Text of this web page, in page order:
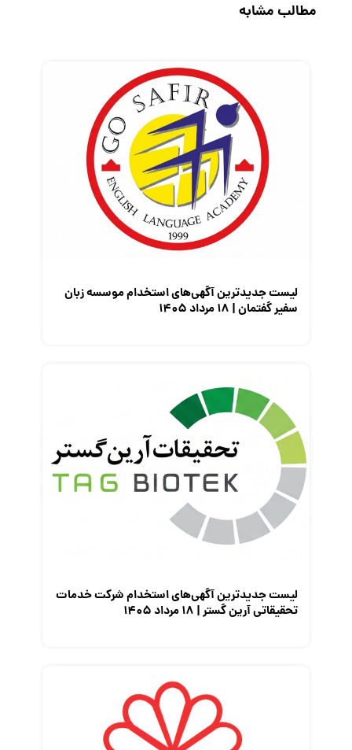
رزومه
گزارش‌های آماری
مصاحبه شغلی
معرفی شرکت ها
معرفی متخصصان منابع انسانی
مطالب مشابه
لیست جدیدترین آگهی‌های استخدام موسسه زبان
سفیر گفتمان | ۱۸ مرداد ۱۴۰۵
لیست جدیدترین آگهی‌های استخدام شرکت خدمات
تحقیقاتی آرین گستر | ۱۸ مرداد ۱۴۰۵